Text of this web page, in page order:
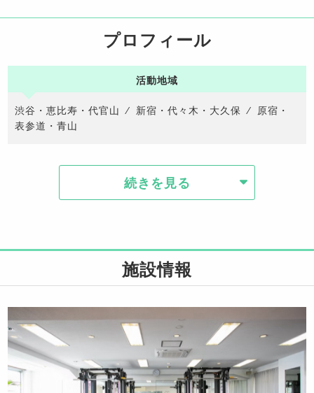
プロフィール
活動地域
渋谷・恵比寿・代官山 ⁄ 新宿・代々木・大久保 ⁄
原宿・
表参道・青山
続きを見る
施設情報